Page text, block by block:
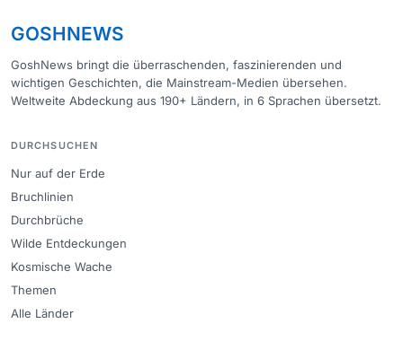
GOSHNEWS
GoshNews bringt die überraschenden, faszinierenden und
wichtigen Geschichten, die Mainstream-Medien übersehen.
Weltweite Abdeckung aus 190+ Ländern, in 6 Sprachen übersetzt.
DURCHSUCHEN
Nur auf der Erde
Bruchlinien
Durchbrüche
Wilde Entdeckungen
Kosmische Wache
Themen
Alle Länder